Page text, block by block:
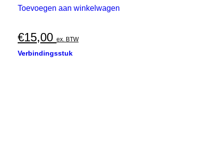
Toevoegen aan winkelwagen
€15,00 ex. BTW
Verbindingsstuk